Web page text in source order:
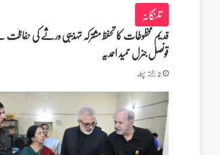
تلنگانہ
قدیم مخطوطات کا تحفظ مشترکہ تہذیبی ورثے کی
قونصل جنرل حمید احمدیہ
2 ہفتے پہلے